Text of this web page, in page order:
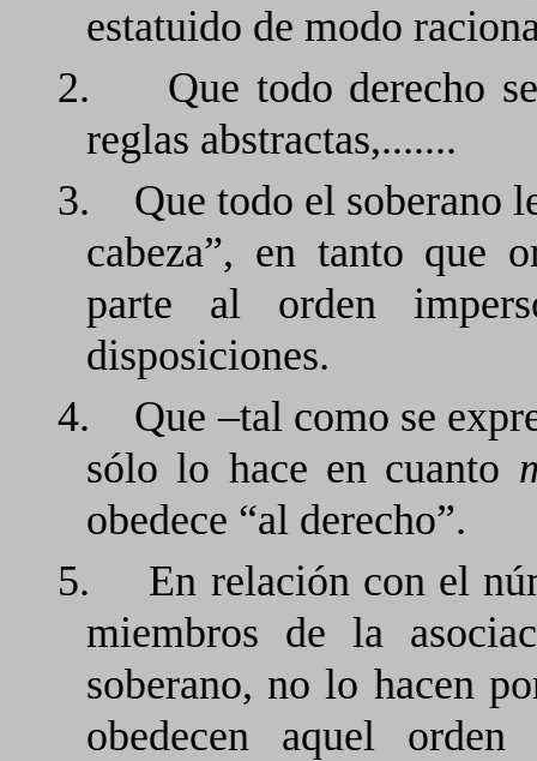
estatuido de modo
2.
Que todo derecho
reglas abstractas,.......
3.
Que todo el soberano
cabeza”, en tanto que
parte al orden
disposiciones.
4.
Que –tal como se
sólo lo hace en cuanto
obedece “al derecho”.
5.
En relación con el
miembros de la
soberano, no lo hacen
obedecen aquel